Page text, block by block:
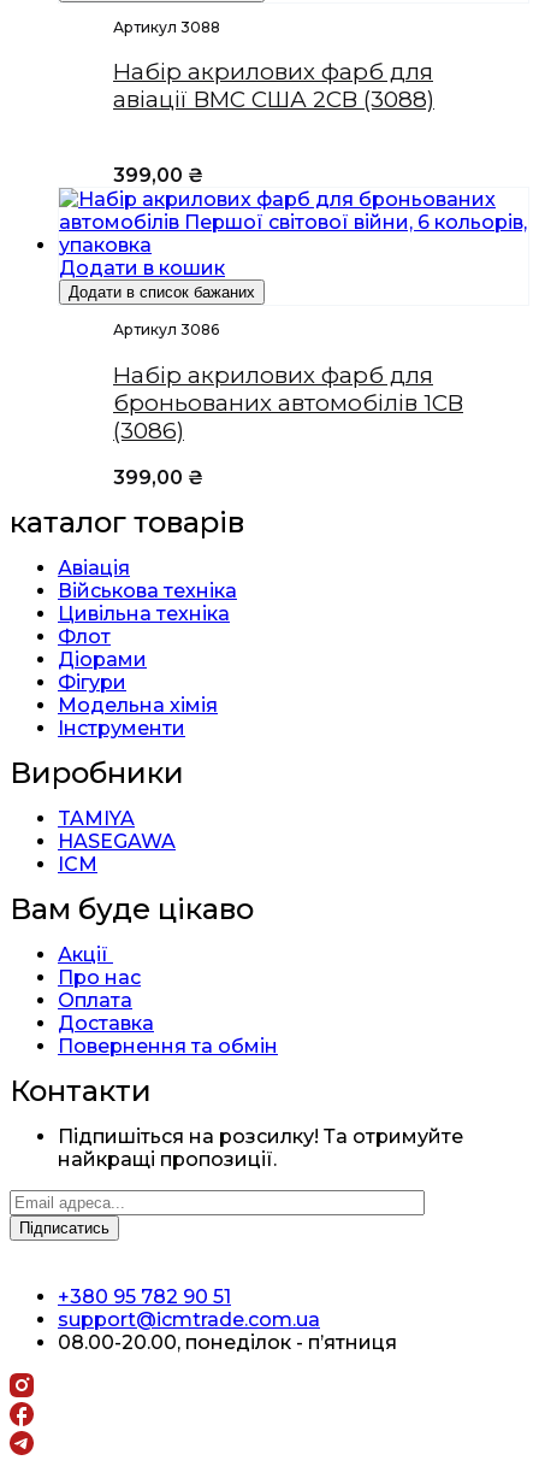
Артикул 3088
Набір акрилових фарб для
авіації ВМС США 2СВ (3088)
399,00 ₴
Додати в кошик
Додати в список бажаних
Артикул 3086
Набір акрилових фарб для
броньованих автомобілів 1СВ
(3086)
399,00 ₴
каталог товарів
Авіація
Військова техніка
Цивільна техніка
Флот
Діорами
Фігури
Модельна хімія
Інструменти
Виробники
TAMIYA
HASEGAWA
ICM
Вам буде цікаво
Акції
Про нас
Оплата
Доставка
Повернення та обмін
Контакти
Підпишіться на розсилку! Та отримуйте
найкращі пропозиції.
+380 95 782 90 51
support@icmtrade.com.ua
08.00-20.00, понеділок - п’ятниця